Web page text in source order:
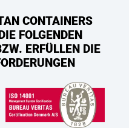
CONTAINERS
FOLGENDEN
ERFÜLLEN DIE